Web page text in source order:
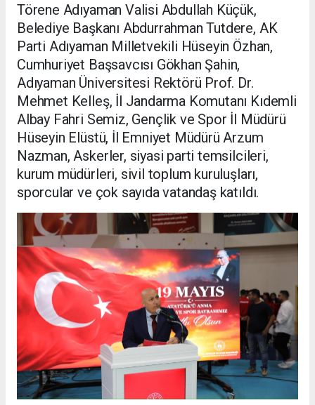
Törene Adıyaman Valisi Abdullah Küçük,
Belediye Başkanı Abdurrahman Tutdere, AK
Parti Adıyaman Milletvekili Hüseyin Özhan,
Cumhuriyet Başsavcısı Gökhan Şahin,
Adıyaman Üniversitesi Rektörü Prof. Dr.
Mehmet Kelleş, İl Jandarma Komutanı Kıdemli
Albay Fahri Semiz, Gençlik ve Spor İl Müdürü
Hüseyin Elüstü, İl Emniyet Müdürü Arzum
Nazman, Askerler, siyasi parti temsilcileri,
kurum müdürleri, sivil toplum kuruluşları,
sporcular ve çok sayıda vatandaş katıldı.